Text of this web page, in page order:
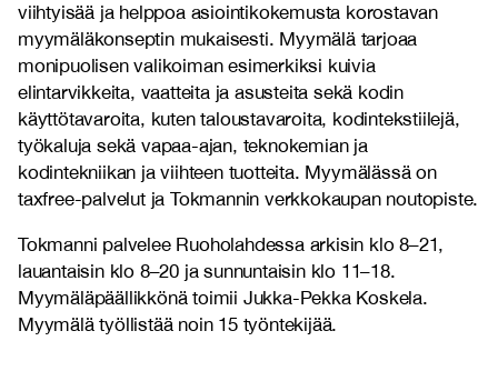
viihtyisää ja helppoa asiointikokemusta korostavan
myymäläkonseptin mukaisesti. Myymälä tarjoaa
monipuolisen valikoiman esimerkiksi kuivia
elintarvikkeita, vaatteita ja asusteita sekä kodin
käyttötavaroita, kuten taloustavaroita, kodintekstiilejä,
työkaluja sekä vapaa-ajan, teknokemian ja
kodintekniikan ja viihteen tuotteita. Myymälässä on
taxfree-palvelut ja Tokmannin verkkokaupan noutopiste.
Tokmanni palvelee Ruoholahdessa arkisin klo 8–21,
lauantaisin klo 8–20 ja sunnuntaisin klo 11–18.
Myymäläpäällikkönä toimii Jukka-Pekka Koskela.
Myymälä työllistää noin 15 työntekijää.